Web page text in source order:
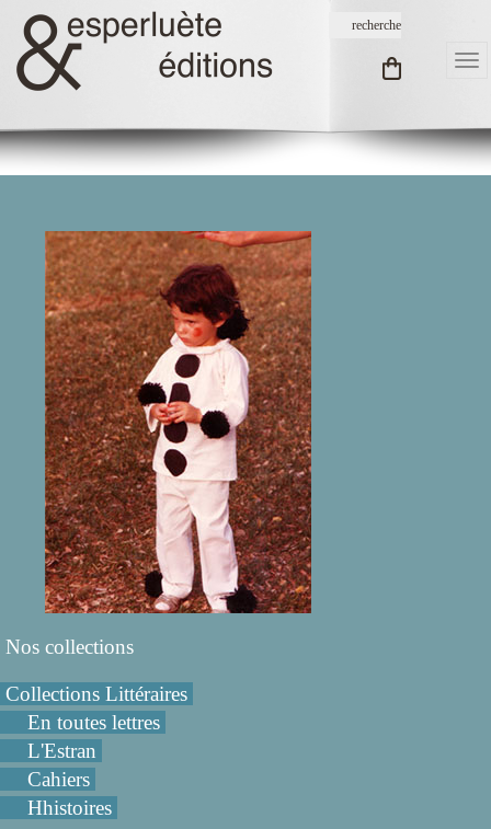
Nos collections
Collections Littéraires
En toutes lettres
L'Estran
Cahiers
Hhistoires